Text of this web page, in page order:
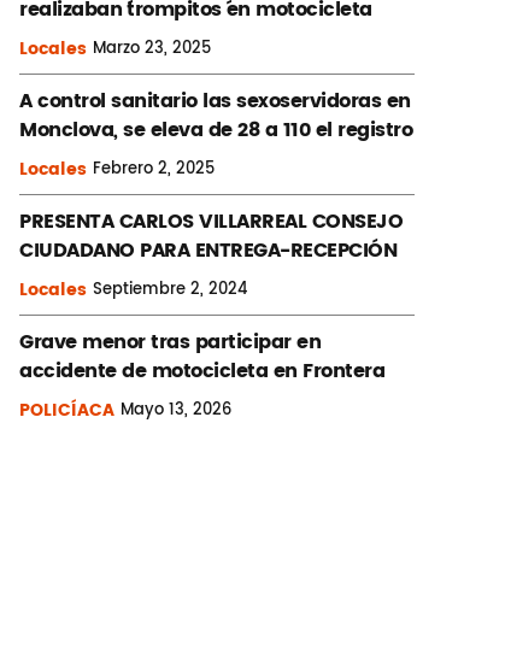
realizaban ´trompitos ´en motocicleta
Locales Marzo23, 2025
A control sanitario las sexoservidoras en
Monclova, se eleva de 28 a 110 el registro
Locales Febrero2, 2025
PRESENTA CARLOS VILLARREAL CONSEJO
CIUDADANO PARA ENTREGA-RECEPCIÓN
Locales Septiembre2, 2024
Grave menor tras participar en
accidente de motocicleta en Frontera
POLICÍACA Mayo13, 2026